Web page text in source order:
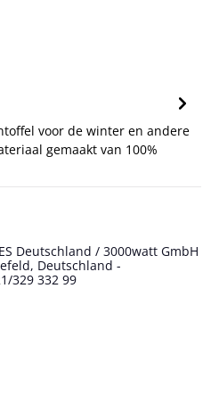
voor de winter en andere
gemaakt van 100%
Deutschland / 3000watt GmbH
Deutschland -
329 332 99